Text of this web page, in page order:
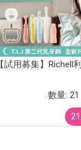
【試用募集】Richell
數量: